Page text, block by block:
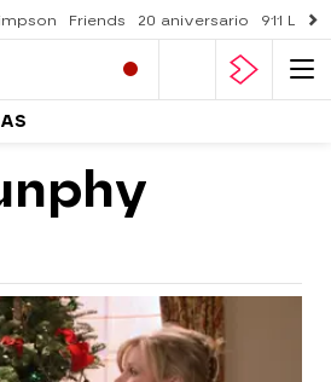
Friends 20 aniversario 911